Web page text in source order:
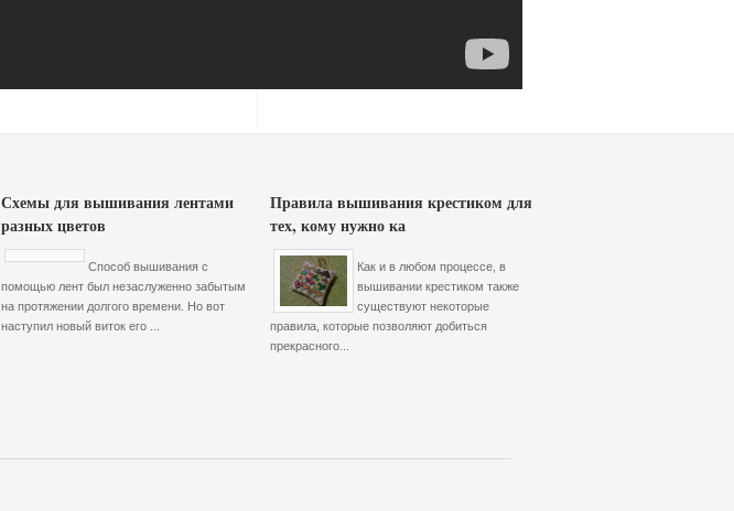
Схемы для вышивания лентами
разных цветов
Способ вышивания с
помощью лент был незаслуженно забытым
на протяжении долгого времени. Но вот
наступил новый виток его ...
Правила вышивания крестиком для
тех, кому нужно ка
Как и в любом процессе, в
вышивании крестиком также
существуют некоторые
правила, которые позволяют добиться
прекрасного...